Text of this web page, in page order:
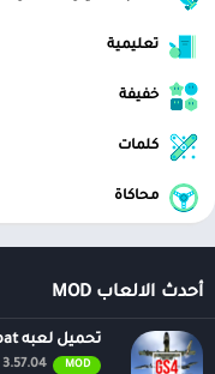
تعليمية
خفيفة
كلمات
محاكاة
أحدث الالعاب MOD
تحميل لعبه GS4 Realistic Air Combat مهكره للاندرويد
MOD 3.57.04 (أموال لا نهائية + جميع المستويات)